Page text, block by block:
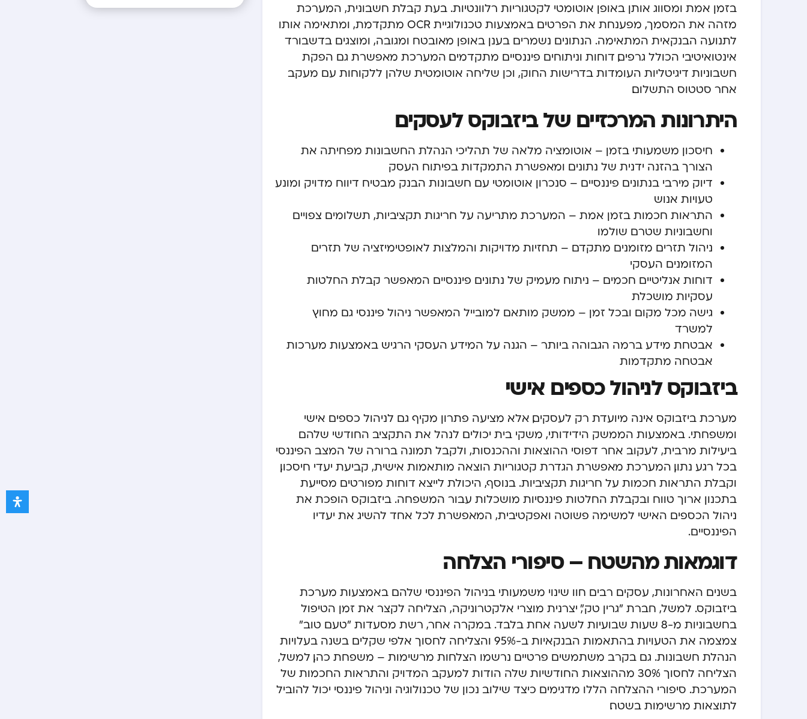
בזמן אמת ומסווג אותן באופן אוטומטי לקטגוריות רלוונטיות. בעת קבלת חשבונית, המערכת
מזהה את המסמך, מפענחת את הפרטים באמצעות טכנולוגיית OCR מתקדמת, ומתאימה אותו
לתנועה הבנקאית המתאימה. הנתונים נשמרים בענן באופן מאובטח ומגובה, ומוצגים בדשבורד
אינטואיטיבי הכולל גרפים, דוחות וניתוחים פיננסיים מתקדמים. המערכת מאפשרת גם הפקת
חשבוניות דיגיטליות העומדות בדרישות החוק, וכן שליחה אוטומטית שלהן ללקוחות עם מעקב
אחר סטטוס התשלום.
היתרונות המרכזיים של ביזבוקס לעסקים
חיסכון משמעותי בזמן – אוטומציה מלאה של תהליכי הנהלת החשבונות מפחיתה את
הצורך בהזנה ידנית של נתונים ומאפשרת התמקדות בפיתוח העסק
דיוק מירבי בנתונים פיננסיים – סנכרון אוטומטי עם חשבונות הבנק מבטיח דיווח מדויק ומונע
טעויות אנוש
התראות חכמות בזמן אמת – המערכת מתריעה על חריגות תקציביות, תשלומים צפויים
וחשבוניות שטרם שולמו
ניהול תזרים מזומנים מתקדם – תחזיות מדויקות והמלצות לאופטימיזציה של תזרים
המזומנים העסקי
דוחות אנליטיים חכמים – ניתוח מעמיק של נתונים פיננסיים המאפשר קבלת החלטות
עסקיות מושכלת
גישה מכל מקום ובכל זמן – ממשק מותאם למובייל המאפשר ניהול פיננסי גם מחוץ
למשרד
אבטחת מידע ברמה הגבוהה ביותר – הגנה על המידע העסקי הרגיש באמצעות מערכות
אבטחה מתקדמות
ביזבוקס לניהול כספים אישי
מערכת ביזבוקס אינה מיועדת רק לעסקים, אלא מציעה פתרון מקיף גם לניהול כספים אישי
ומשפחתי. באמצעות הממשק הידידותי, משקי בית יכולים לנהל את התקציב החודשי שלהם
ביעילות מרבית, לעקוב אחר דפוסי ההוצאות וההכנסות, ולקבל תמונה ברורה של המצב הפיננסי
בכל רגע נתון. המערכת מאפשרת הגדרת קטגוריות הוצאה מותאמות אישית, קביעת יעדי חיסכון,
וקבלת התראות חכמות על חריגות תקציביות. בנוסף, היכולת לייצא דוחות מפורטים מסייעת
בתכנון ארוך טווח ובקבלת החלטות פיננסיות מושכלות עבור המשפחה. ביזבוקס הופכת את
ניהול הכספים האישי למשימה פשוטה ואפקטיבית, המאפשרת לכל אחד להשיג את יעדיו
הפיננסיים.
דוגמאות מהשטח – סיפורי הצלחה
בשנים האחרונות, עסקים רבים חוו שינוי משמעותי בניהול הפיננסי שלהם באמצעות מערכת
ביזבוקס. למשל, חברת "גרין טק", יצרנית מוצרי אלקטרוניקה, הצליחה לקצר את זמן הטיפול
בחשבוניות מ-8 שעות שבועיות לשעה אחת בלבד. במקרה אחר, רשת מסעדות "טעם טוב"
צמצמה את הטעויות בהתאמות הבנקאיות ב-95% והצליחה לחסוך אלפי שקלים בשנה בעלויות
הנהלת חשבונות. גם בקרב משתמשים פרטיים נרשמו הצלחות מרשימות – משפחת כהן, למשל,
הצליחה לחסוך 30% מההוצאות החודשיות שלה הודות למעקב המדויק והתראות החכמות של
המערכת. סיפורי ההצלחה הללו מדגימים כיצד שילוב נכון של טכנולוגיה וניהול פיננסי יכול להוביל
לתוצאות מרשימות בשטח.